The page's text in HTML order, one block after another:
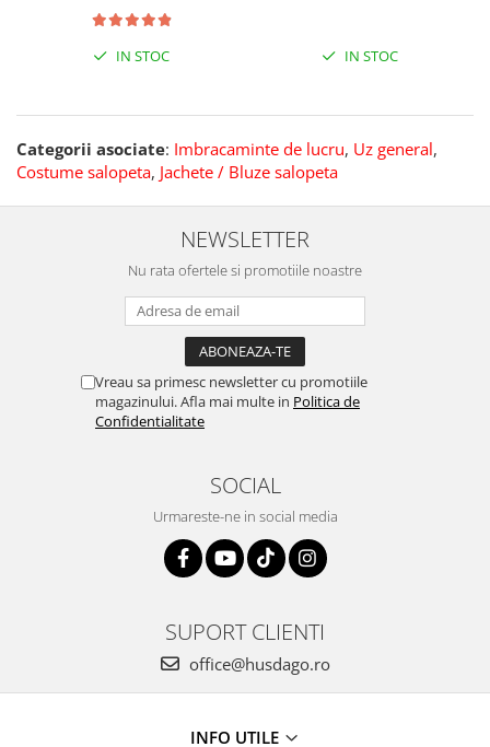
IN STOC IN STOC
Categorii asociate: Imbracaminte de lucru, Uz general,
Costume salopeta, Jachete / Bluze salopeta
NEWSLETTER
Nu rata ofertele si promotiile noastre
Vreau sa primesc newsletter cu promotiile
magazinului. Afla mai multe in Politica de
Confidentialitate
SOCIAL
Urmareste-ne in social media
SUPORT CLIENTI
office@husdago.ro
INFO UTILE